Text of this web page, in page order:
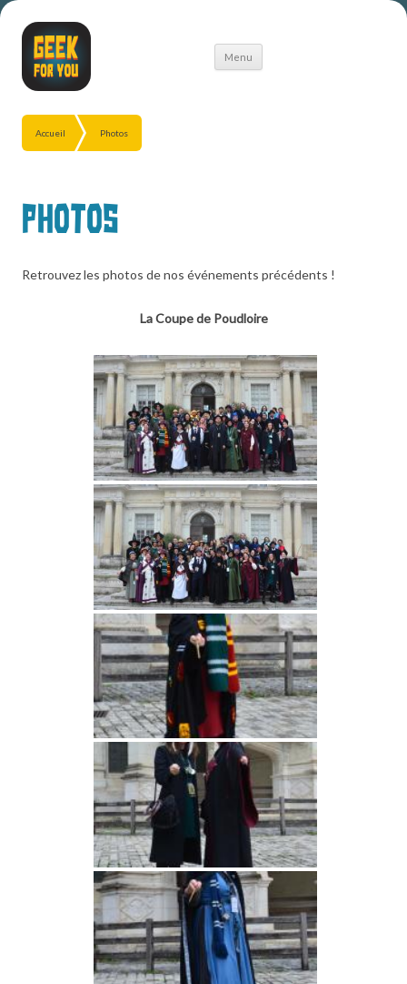
Menu
Aller
Accueil Photos
Photos
Retrouvez les photos de nos événements précédents !
La Coupe de Poudloire